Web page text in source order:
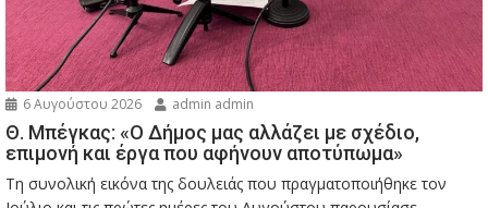
6 Αυγούστου 2026 admin admin
Θ. Μπέγκας: «Ο Δήμος μας αλλάζει με σχέδιο,
επιμονή και έργα που αφήνουν αποτύπωμα»
Τη συνολική εικόνα της δουλειάς που πραγματοποιήθηκε τον